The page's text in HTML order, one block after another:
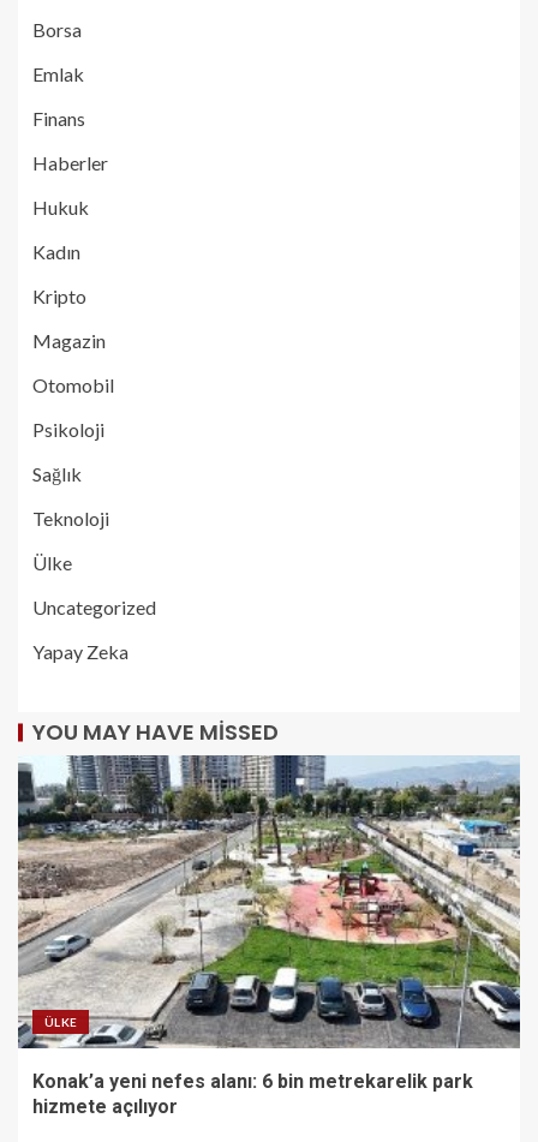
Borsa
Emlak
Finans
Haberler
Hukuk
Kadın
Kripto
Magazin
Otomobil
Psikoloji
Sağlık
Teknoloji
Ülke
Uncategorized
Yapay Zeka
YOU MAY HAVE MISSED
ÜLKE
Konak’a yeni nefes alanı: 6 bin metrekarelik park
hizmete açılıyor